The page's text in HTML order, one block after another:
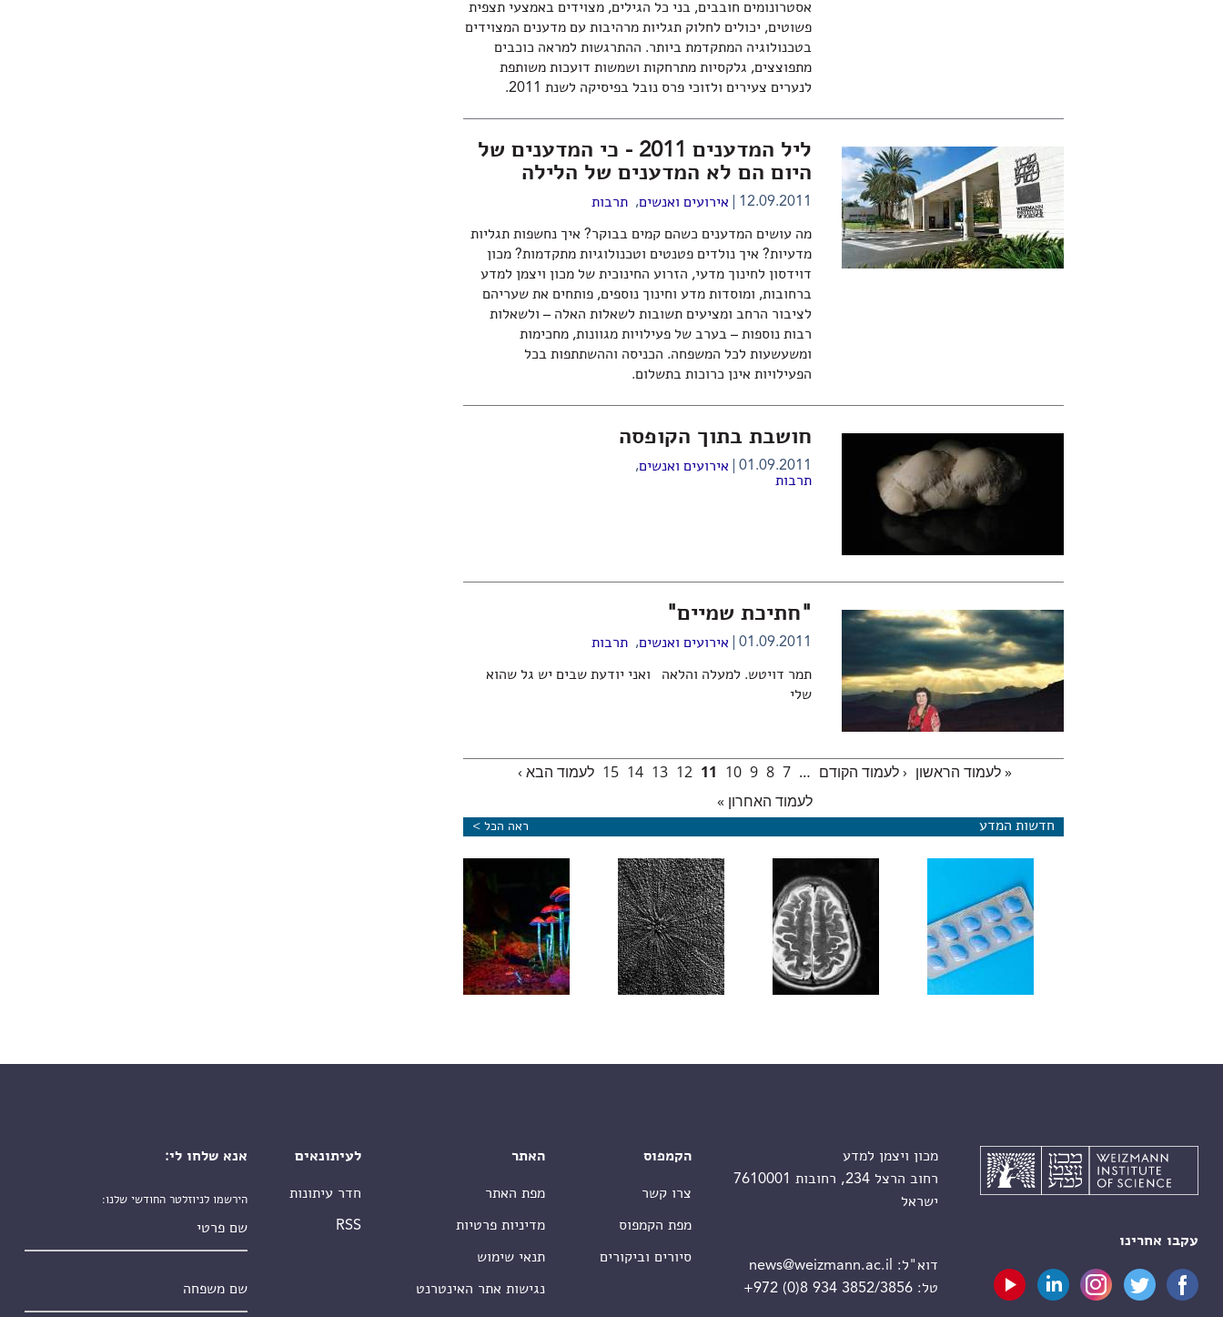
אסטרונומים חובבים, בני כל הגילים, מצוידים באמצעי תצפית
פשוטים, יכולים לחלוק תגליות מרהיבות עם מדענים המצוידים
בטכנולוגיה המתקדמת ביותר. ההתרגשות למראה כוכבים
מתפוצצים, גלקסיות מתרחקות ושמשות דועכות משותפת
לנערים צעירים ולזוכי פרס נובל בפיסיקה לשנת 2011.
ליל המדענים 2011 - כי המדענים של
היום הם לא המדענים של הלילה
12.09.2011 אירועים ואנשים, תרבות
מה עושים המדענים כשהם קמים בבוקר? איך נחשפות תגליות
מדעיות? איך נולדים פטנטים וטכנולוגיות מתקדמות? מכון
דוידסון לחינוך מדעי, הזרוע החינוכית של מכון ויצמן למדע
ברחובות, ומוסדות מדע וחינוך נוספים, פותחים את שעריהם
לציבור הרחב ומציעים תשובות לשאלות האלה – ולשאלות
רבות נוספות – בערב של פעילויות מגוונות, מחכימות
ומשעשעות לכל המשפחה. הכניסה וההשתתפות בכל
הפעילויות אינן כרוכות בתשלום.
חושבת בתוך הקופסה
01.09.2011 אירועים ואנשים,
תרבות
"חתיכת שמיים"
01.09.2011 אירועים ואנשים, תרבות
תמר דויטש. למעלה והלאה ואני יודעת שבים יש גל שהוא
שלי
« לעמוד הראשון ‹ לעמוד הקודם …
7
8
9
10
11
12
13
14
15 לעמוד הבא ›
לעמוד האחרון »
חדשות המדע ראה הכל >
מחקר חדש: ויאגרה עשויה
להפחית גרורות בחולי סרטן
נוגדן לדמנציה: צעד בדרך לטיפול
חדשני באלצהיימר הרותם את המערכת
החיסונית
כרטיס כניסה מגנטי
בכדור-הארץ
עקבו אחרינו
מכון ויצמן למדע
רחוב הרצל 234, רחובות 7610001
ישראל
דוא"ל:
news@weizmann.ac.il
טל:+972 (0)8 934 3852/3856
הקמפוס
צרו קשר
מפת הקמפוס
סיורים וביקורים
האתר
מפת האתר
מדיניות פרטיות
תנאי שימוש
נגישות אתר האינטרנט
לעיתונאים
חדר עיתונות
RSS
אנא שלחו לי:
הירשמו לניוזלטר החודשי שלנו: